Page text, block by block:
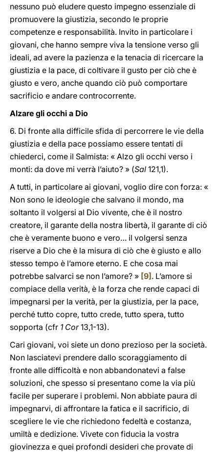
nessuno può eludere questo impegno essenziale di
promuovere la giustizia, secondo le proprie
competenze e responsabilità. Invito in particolare i
giovani, che hanno sempre viva la tensione verso gli
ideali, ad avere la pazienza e la tenacia di ricercare la
giustizia e la pace, di coltivare il gusto per ciò che è
giusto e vero, anche quando ciò può comportare
sacrificio e andare controcorrente.
Alzare gli occhi a Dio
6. Di fronte alla difficile sfida di percorrere le vie della
giustizia e della pace possiamo essere tentati di
chiederci, come il Salmista: « Alzo gli occhi verso i
monti: da dove mi verrà l’aiuto? » (Sal 121,1).
A tutti, in particolare ai giovani, voglio dire con forza: «
Non sono le ideologie che salvano il mondo, ma
soltanto il volgersi al Dio vivente, che è il nostro
creatore, il garante della nostra libertà, il garante di ciò
che è veramente buono e vero… il volgersi senza
riserve a Dio che è la misura di ciò che è giusto e allo
stesso tempo è l’amore eterno. E che cosa mai
potrebbe salvarci se non l’amore? » [9] . L’amore si
compiace della verità, è la forza che rende capaci di
impegnarsi per la verità, per la giustizia, per la pace,
perché tutto copre, tutto crede, tutto spera, tutto
sopporta (cfr 1 Cor13,1-13).
Cari giovani, voi siete un dono prezioso per la società.
Non lasciatevi prendere dallo scoraggiamento di
fronte alle difficoltà e non abbandonatevi a false
soluzioni, che spesso si presentano come la via più
facile per superare i problemi. Non abbiate paura di
impegnarvi, di affrontare la fatica e il sacrificio, di
scegliere le vie che richiedono fedeltà e costanza,
umiltà e dedizione. Vivete con fiducia la vostra
giovinezza e quei profondi desideri che provate di